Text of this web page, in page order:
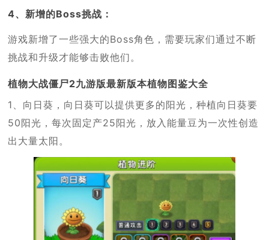
4、新增的Boss挑战：
游戏新增了一些强大的Boss角色，需要玩家们通过不断
挑战和升级才能够击败他们。
植物大战僵尸2九游版最新版本植物图鉴大全
1、向日葵，向日葵可以提供更多的阳光，种植向日葵要
50阳光，每次固定产25阳光，放入能量豆为一次性创造
出大量太阳。